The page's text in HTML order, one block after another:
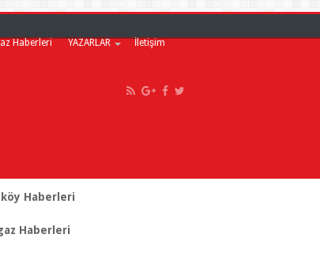
Haberleri YAZARLAR İletişim
Haberleri
Haberleri